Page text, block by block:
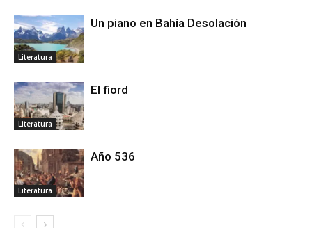
Literatura
Un piano en Bahía Desolación
Literatura
El fiord
Literatura
Año 536